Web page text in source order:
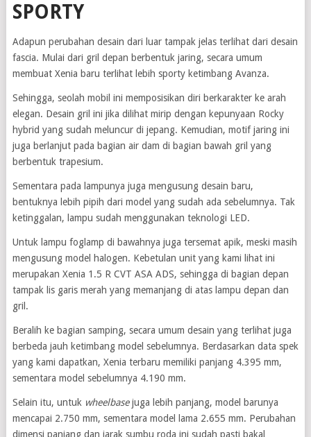
SPORTY
Adapun perubahan desain dari luar tampak jelas terlihat dari desain
fascia. Mulai dari gril depan berbentuk jaring, secara umum
membuat Xenia baru terlihat lebih sporty ketimbang Avanza.
Sehingga, seolah mobil ini memposisikan diri berkarakter ke arah
elegan. Desain gril ini jika dilihat mirip dengan kepunyaan Rocky
hybrid yang sudah meluncur di jepang. Kemudian, motif jaring ini
juga berlanjut pada bagian air dam di bagian bawah gril yang
berbentuk trapesium.
Sementara pada lampunya juga mengusung desain baru,
bentuknya lebih pipih dari model yang sudah ada sebelumnya. Tak
ketinggalan, lampu sudah menggunakan teknologi LED.
Untuk lampu foglamp di bawahnya juga tersemat apik, meski masih
mengusung model halogen. Kebetulan unit yang kami lihat ini
merupakan Xenia 1.5 R CVT ASA ADS, sehingga di bagian depan
tampak lis garis merah yang memanjang di atas lampu depan dan
gril.
Beralih ke bagian samping, secara umum desain yang terlihat juga
berbeda jauh ketimbang model sebelumnya. Berdasarkan data spek
yang kami dapatkan, Xenia terbaru memiliki panjang 4.395 mm,
sementara model sebelumnya 4.190 mm.
Selain itu, untuk wheelbasejuga lebih panjang, model barunya
mencapai 2.750 mm, sementara model lama 2.655 mm. Perubahan
dimensi panjang dan jarak sumbu roda ini sudah pasti bakal